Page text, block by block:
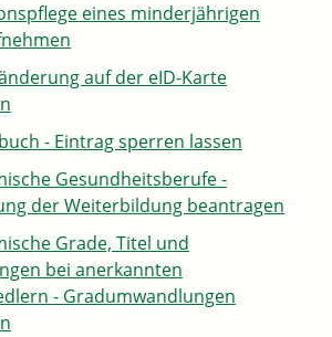
eines minderjährigen
auf der eID-Karte
- Eintrag sperren lassen
Gesundheitsberufe -
der Weiterbildung beantragen
Grade, Titel und
bei anerkannten
- Gradumwandlungen